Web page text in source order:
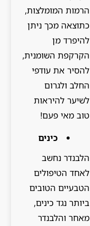
הרמות המומלצות,
כתוצאה מכך ניתן
להיפרד מן
הקרקפת השומנית,
להסיר את עודפי
החלב ולגרום
לשיער להיראות
טוב מאי פעם!
כינים
הלבנדר נחשב
לאחד הטיפולים
הטבעיים הטובים
ביותר נגד כינים,
מאחר והלבנדר